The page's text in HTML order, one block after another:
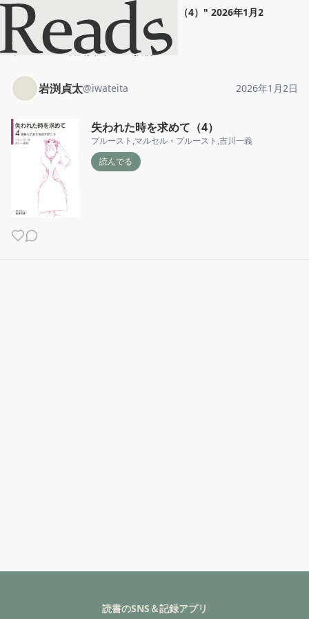
失われた時を求めて（4） " 2026年1月2
日
ホーム
岩渕貞太 投稿
岩渕貞太@iwateita 2026年1月2日
失われた時を求めて（4）
プルースト ,マルセル・プルースト ,吉川一義
読んでる
読書のSNS＆記録アプリ